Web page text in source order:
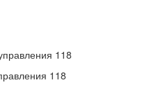
118
118